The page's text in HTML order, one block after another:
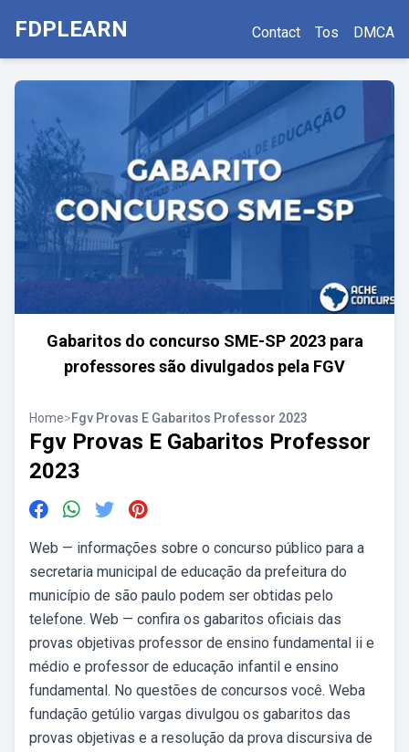
FDPLEARN Contact Tos DMCA
Gabaritos do concurso SME-SP 2023 para
professores são divulgados pela FGV
Home>Fgv Provas E Gabaritos Professor 2023
Fgv Provas E Gabaritos Professor
2023
Web — informações sobre o concurso público para a
secretaria municipal de educação da prefeitura do
município de são paulo podem ser obtidas pelo
telefone. Web — confira os gabaritos oficiais das
provas objetivas professor de ensino fundamental ii e
médio e professor de educação infantil e ensino
fundamental. No questões de concursos você. Weba
fundação getúlio vargas divulgou os gabaritos das
provas objetivas e a resolução da prova discursiva de